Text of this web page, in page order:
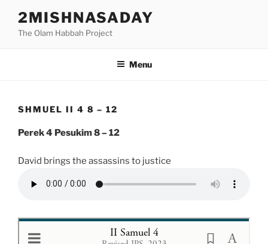
content
2MISHNASADAY
The Olam Habbah Project
Menu
SHMUEL II 4 8 – 12
Perek 4 Pesukim 8 – 12
David brings the assassins to justice